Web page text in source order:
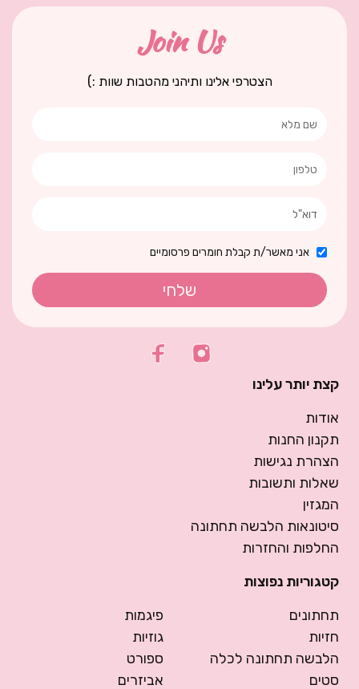
Join Us
הצטרפי אלינו ותיהני מהטבות שוות :)
אני מאשר/ת קבלת חומרים פרסומיים
שלחי
קצת יותר עלינו
אודות
תקנון החנות
הצהרת נגישות
שאלות ותשובות
המגזין
סיטונאות הלבשה תחתונה
החלפות והחזרות
קטגוריות נפוצות
תחתונים
חזיות
הלבשה תחתונה לכלה
סטים
פיגמות
גוזיות
ספורט
אביזרים